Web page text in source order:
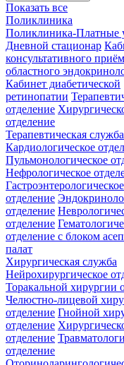
Показать все
Поликлиника
Поликлиника-Платные
Дневной стационар
консультативного
областного
Кабинет диабетической
ретинопатии
отделение
отделение
Терапевтическая служба
Кардиологическое
Пульмонологическое
Нефрологическое
Гастроэнтерологическое
отделение
отделение
отделение
отделение c блоком
палат
Хирургическая служба
Нейрохирургическое
Торакальной хирургии
Челюстно-лицевой
отделение Гнойной
отделение
отделение
отделение